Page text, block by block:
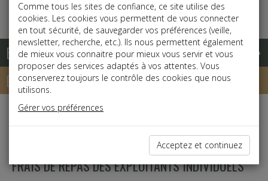
Base documentaire
Dépêches
j
Fiscal TPE
FRAIS DE REPAS DES EXPLOITANTS INDIVIDUELS
Comme tous les sites de confiance, ce site utilise des
cookies. Les cookies vous permettent de vous connecter
en tout sécurité, de sauvegarder vos préférences (veille,
newsletter, recherche, etc.). Ils nous permettent également
de mieux vous connaitre pour mieux vous servir et vous
proposer des services adaptés à vos attentes. Vous
conserverez toujours le contrôle des cookies que nous
utilisons.
Gérer vos préférences
Acceptez et continuez